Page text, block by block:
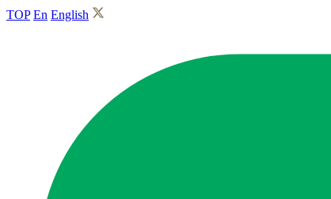
TOP En English